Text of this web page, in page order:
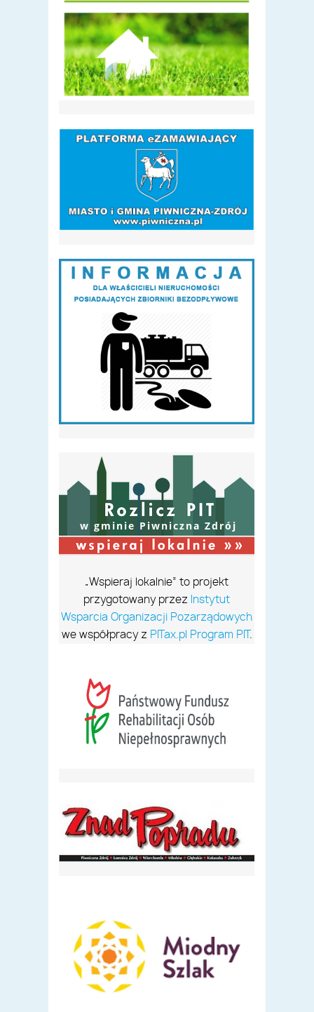
w gminie Piwniczna Zdrój
„Wspieraj lokalnie” to projekt
przygotowany przez Instytut
Wsparcia Organizacji Pozarządowych
we współpracy z PITax.pl Program PIT .